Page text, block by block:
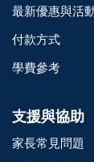
最新優惠與活
付款方式
學費參考
支援與協助
家長常見問題